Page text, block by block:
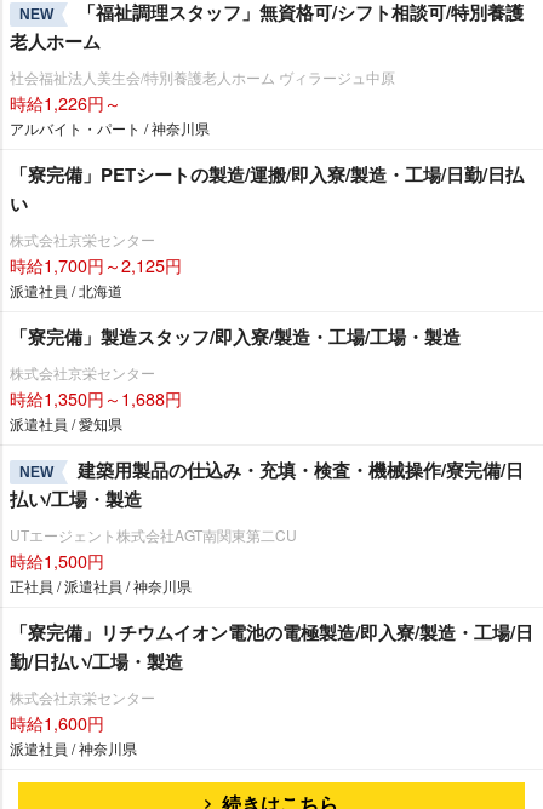
NEW
「福祉調理スタッフ」無資格可/シフト相談可/特別養護
老人ホーム
社会福祉法人美生会/特別養護老人ホーム ヴィラージュ中原
時給1,226円～
アルバイト・パート / 神奈川県
「寮完備」PETシートの製造/運搬/即入寮/製造・工場/日勤/日払
い
株式会社京栄センター
時給1,700円～2,125円
派遣社員 / 北海道
「寮完備」製造スタッフ/即入寮/製造・工場/工場・製造
株式会社京栄センター
時給1,350円～1,688円
派遣社員 / 愛知県
NEW
建築用製品の仕込み・充填・検査・機械操作/寮完備/日
払い/工場・製造
UTエージェント株式会社AGT南関東第二CU
時給1,500円
正社員 / 派遣社員 / 神奈川県
「寮完備」リチウムイオン電池の電極製造/即入寮/製造・工場/日
勤/日払い/工場・製造
株式会社京栄センター
時給1,600円
派遣社員 / 神奈川県